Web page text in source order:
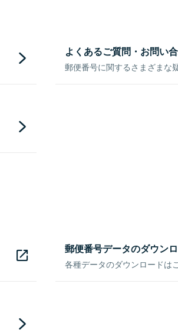
よくあるご質問・お問い
郵便番号に関するさまざまな
郵便番号データのダウン
各種データのダウンロードは